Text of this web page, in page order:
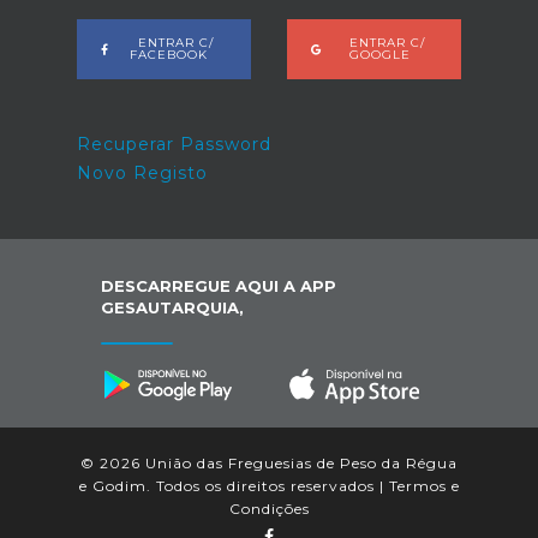
ENTRAR C/
FACEBOOK
ENTRAR C/
GOOGLE
Recuperar Password
Novo Registo
DESCARREGUE AQUI A APP
GESAUTARQUIA,
© 2026 União das Freguesias de Peso da Régua
e Godim. Todos os direitos reservados | Termos e
Condições